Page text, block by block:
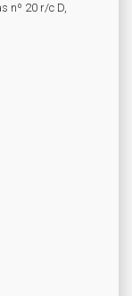
nº 20 r/c D,